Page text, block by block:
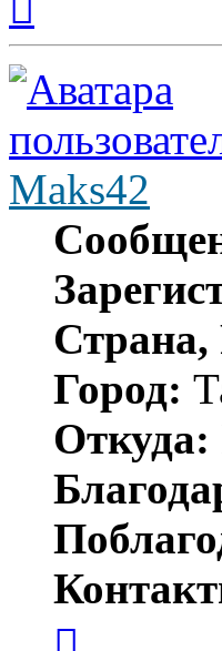
началу
Maks42
Страна,
Город:
Откуда: